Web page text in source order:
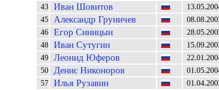
43
Иван Шовитов
45
Александр Груничев
46
Егор Синицын
48
Иван Сутугин
49
Леонид Юферов
50
Денис Никоноров
57
Илья Рузавин